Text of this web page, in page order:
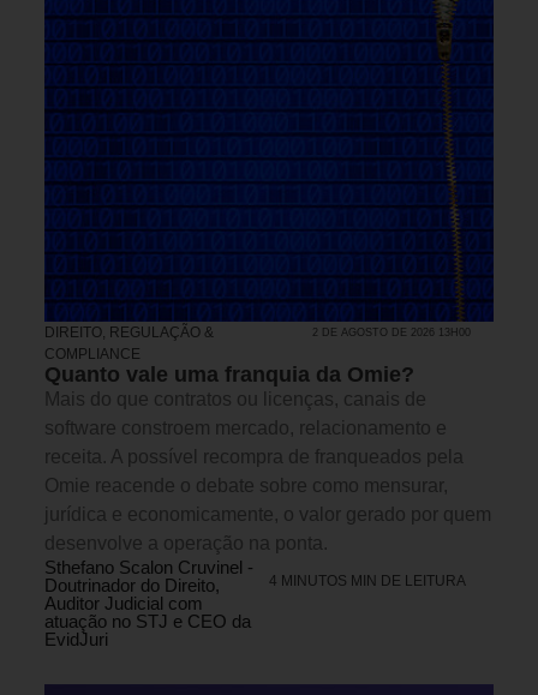
DIREITO, REGULAÇÃO &
COMPLIANCE
2 DE AGOSTO DE 2026 13H00
Quanto vale uma franquia da Omie?
Mais do que contratos ou licenças, canais de
software constroem mercado, relacionamento e
receita. A possível recompra de franqueados pela
Omie reacende o debate sobre como mensurar,
jurídica e economicamente, o valor gerado por quem
desenvolve a operação na ponta.
Sthefano Scalon Cruvinel -
Doutrinador do Direito,
Auditor Judicial com
atuação no STJ e CEO da
EvidJuri
4 MINUTOS MIN DE LEITURA